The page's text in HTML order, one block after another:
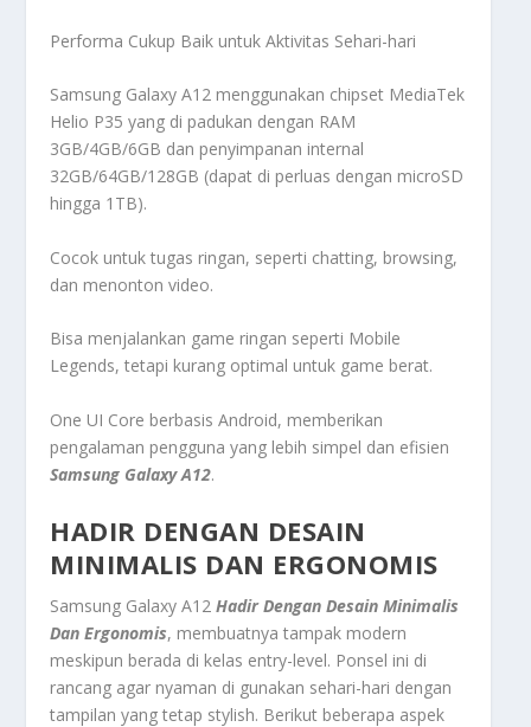
Performa Cukup Baik untuk Aktivitas Sehari-hari
Samsung Galaxy A12 menggunakan chipset MediaTek
Helio P35 yang di padukan dengan RAM
3GB/4GB/6GB dan penyimpanan internal
32GB/64GB/128GB (dapat di perluas dengan microSD
hingga 1TB).
Cocok untuk tugas ringan, seperti chatting, browsing,
dan menonton video.
Bisa menjalankan game ringan seperti Mobile
Legends, tetapi kurang optimal untuk game berat.
One UI Core berbasis Android, memberikan
pengalaman pengguna yang lebih simpel dan efisien
Samsung Galaxy A12.
HADIR DENGAN DESAIN
MINIMALIS DAN ERGONOMIS
Samsung Galaxy A12Hadir Dengan Desain Minimalis
Dan Ergonomis, membuatnya tampak modern
meskipun berada di kelas entry-level. Ponsel ini di
rancang agar nyaman di gunakan sehari-hari dengan
tampilan yang tetap stylish. Berikut beberapa aspek